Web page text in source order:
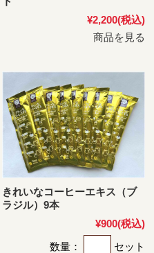
¥2,200(税込)
商品を見る
きれいなコーヒーエキス（ブ
ラジル）9本
¥900(税込)
数量：
セット